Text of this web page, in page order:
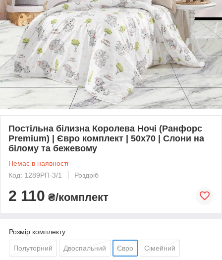
Постільна білизна Королева Ночі (Ранфорс
Premium) | Євро комплект | 50х70 | Слони на
білому та бежевому
Немає в наявності
Код: 1289РП-3/1
Роздріб
2 110 ₴/комплект
Розмір комплекту
Полуторний Двоспальний Євро Сімейний